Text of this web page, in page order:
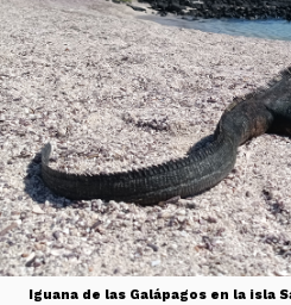
Iguana de las Galápagos en la isla